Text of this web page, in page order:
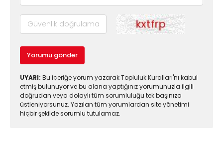
Yorumu gönder
UYARI: Bu içeriğe yorum yazarak Topluluk Kuralları'nı kabul
etmiş bulunuyor ve bu alana yaptığınız yorumunuzla ilgili
doğrudan veya dolaylı tüm sorumluluğu tek başınıza
üstleniyorsunuz. Yazılan tüm yorumlardan site yönetimi
hiçbir şekilde sorumlu tutulamaz.